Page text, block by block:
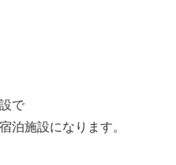
で
泊施設になります。